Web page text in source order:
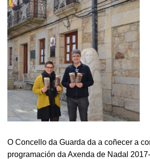
GUARDA
PRESENTARÁ
O
NOVO
PLAN
ACCESIBILIDADE
O
VINDEIRO
MARTES
O Concello da Guarda da a coñecer a
programación da Axenda de Nadal